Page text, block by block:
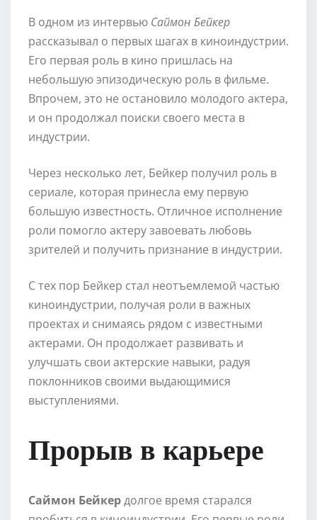
В одном из интервью Саймон Бейкер
рассказывал о первых шагах в киноиндустрии.
Его первая роль в кино пришлась на
небольшую эпизодическую роль в фильме.
Впрочем, это не остановило молодого актера,
и он продолжал поиски своего места в
индустрии.
Через несколько лет, Бейкер получил роль в
сериале, которая принесла ему первую
большую известность. Отличное исполнение
роли помогло актеру завоевать любовь
зрителей и получить признание в индустрии.
С тех пор Бейкер стал неотъемлемой частью
киноиндустрии, получая роли в важных
проектах и снимаясь рядом с известными
актерами. Он продолжает развивать и
улучшать свои актерские навыки, радуя
поклонников своими выдающимися
выступлениями.
Прорыв в карьере
Саймон Бейкердолгое время старался